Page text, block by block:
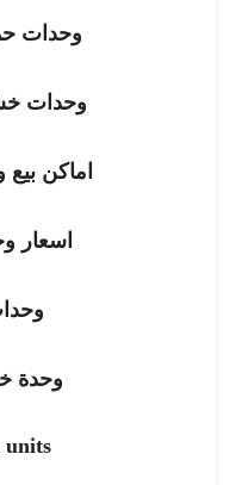
وحدات
وحدات
اماكن
اسعار
وحدة
units